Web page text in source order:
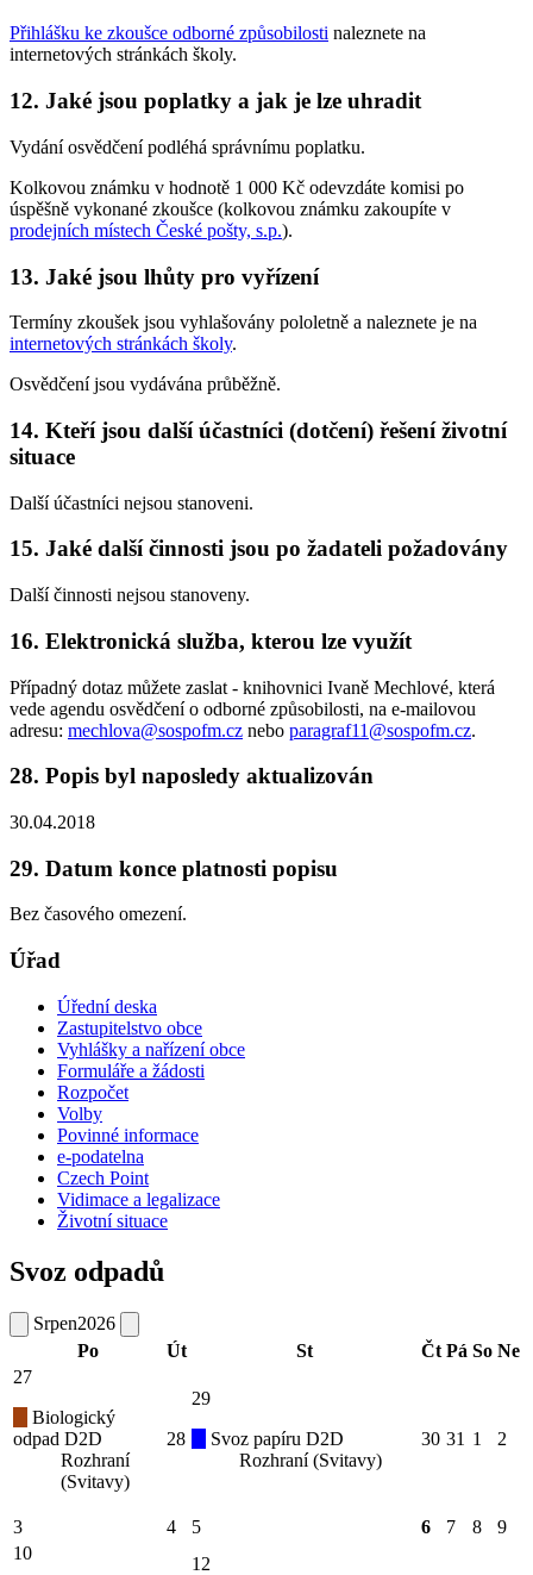
Přihlášku ke zkoušce odborné způsobilosti naleznete na
internetových stránkách školy.
12. Jaké jsou poplatky a jak je lze uhradit
Vydání osvědčení podléhá správnímu poplatku.
Kolkovou známku v hodnotě 1 000 Kč odevzdáte komisi po
úspěšně vykonané zkoušce (kolkovou známku zakoupíte v
prodejních místech České pošty, s.p.).
13. Jaké jsou lhůty pro vyřízení
Termíny zkoušek jsou vyhlašovány pololetně a naleznete je na
internetových stránkách školy.
Osvědčení jsou vydávána průběžně.
14. Kteří jsou další účastníci (dotčení) řešení životní
situace
Další účastníci nejsou stanoveni.
15. Jaké další činnosti jsou po žadateli požadovány
Další činnosti nejsou stanoveny.
16. Elektronická služba, kterou lze využít
Případný dotaz můžete zaslat - knihovnici Ivaně Mechlové, která
vede agendu osvědčení o odborné způsobilosti, na e-mailovou
adresu: mechlova@sospofm.cz nebo paragraf11@sospofm.cz.
28. Popis byl naposledy aktualizován
30.04.2018
29. Datum konce platnosti popisu
Bez časového omezení.
Úřad
Úřední deska
Zastupitelstvo obce
Vyhlášky a nařízení obce
Formuláře a žádosti
Rozpočet
Volby
Povinné informace
e-podatelna
Czech Point
Vidimace a legalizace
Životní situace
Svoz odpadů
Srpen2026
Po
Út St Čt Pá So Ne
27
Biologický
odpad D2D
Rozhraní
(Svitavy)
28
29
Svoz papíru D2D
Rozhraní (Svitavy)
30 31 1 2
3 4 5 6 7 8
9
10
12